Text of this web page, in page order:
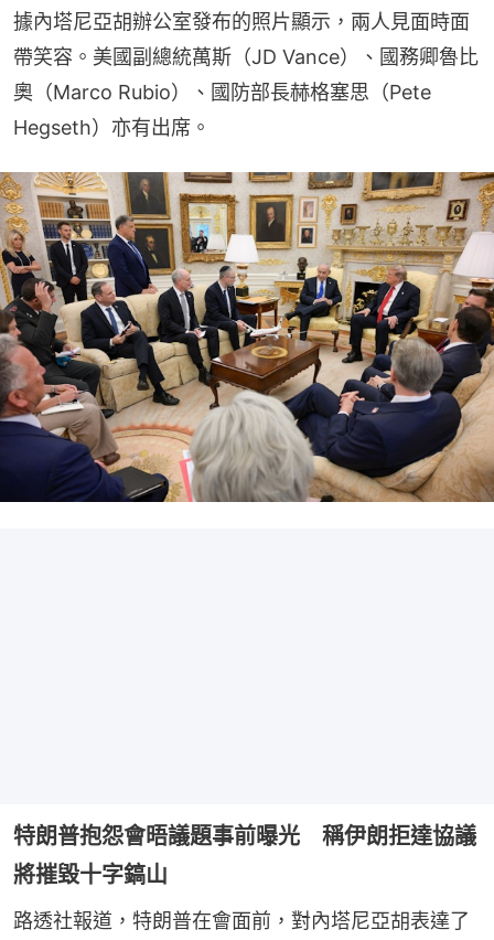
據內塔尼亞胡辦公室發布的照片顯示，兩人見面時面
帶笑容。美國副總統萬斯（JD Vance）、國務卿魯比
奧（Marco Rubio）、國防部長赫格塞思（Pete
Hegseth）亦有出席。
特朗普抱怨會晤議題事前曝光 稱伊朗拒達協議
將摧毀十字鎬山
路透社報道，特朗普在會面前，對內塔尼亞胡表達了